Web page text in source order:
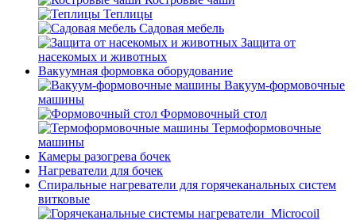
Теплицы
Садовая мебель
Защита от
насекомых и животных
Вакуумная формовка оборудование
Вакуум-формовочные
машины
Формовочный стол
Термоформовочные
машины
Камеры разогрева бочек
Нагреватели для бочек
Спиральные нагреватели для горячеканальных систем
витковые